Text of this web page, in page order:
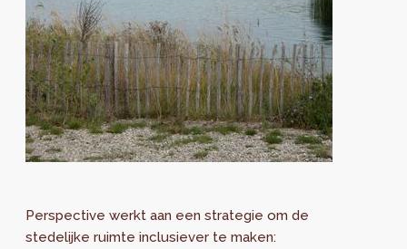
Perspective werkt aan een strategie om de
stedelijke ruimte inclusiever te maken: